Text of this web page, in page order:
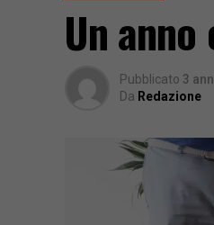
Un
Pubblicato 3
Da Redazione